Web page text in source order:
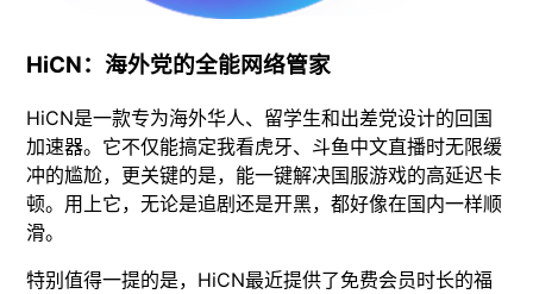
HiCN：海外党的全能网络管家
HiCN是一款专为海外华人、留学生和出差党设计的回国
加速器。它不仅能搞定我看虎牙、斗鱼中文直播时无限缓
冲的尴尬，更关键的是，能一键解决国服游戏的高延迟卡
顿。用上它，无论是追剧还是开黑，都好像在国内一样顺
滑。
特别值得一提的是，HiCN最近提供了免费会员时长的福